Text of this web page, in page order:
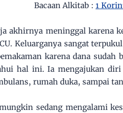
Bacaan Alkitab : 1
akhirnya meninggal karena
Keluarganya sangat
karena dana sudah
hal ini. Ia mengajukan
rumah duka, sampai
sedang mengalami